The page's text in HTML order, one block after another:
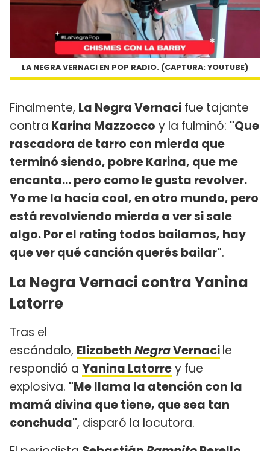
LA NEGRA VERNACI EN POP RADIO. (CAPTURA: YOUTUBE)
Finalmente, La Negra Vernaci fue tajante
contra Karina Mazzocco y la fulminó: "Que
rascadora de tarro con mierda que
terminó siendo, pobre Karina, que me
encanta... pero como le gusta revolver.
Yo me la hacia cool, en otro mundo, pero
está revolviendo mierda a ver si sale
algo. Por el rating todos bailamos, hay
que ver qué canción querés bailar".
La Negra Vernaci contra Yanina
Latorre
Tras el
escándalo, ElizabethNegraVernacile
respondió a Yanina Latorrey fue
explosiva. "Me llama la atención con la
mamá divina que tiene, que sea tan
conchuda", disparó la locutora.